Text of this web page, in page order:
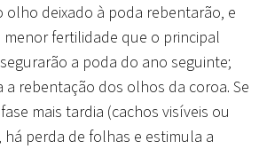
olho deixado à poda rebentarão, e
menor fertilidade que o principal
a poda do ano seguinte;
rebentação dos olhos da coroa. Se
mais tardia (cachos visíveis ou
há perda de folhas e estimula a